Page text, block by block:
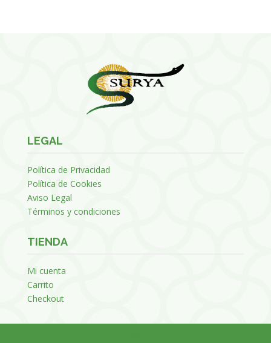
LEGAL
Política de Privacidad
Política de Cookies
Aviso Legal
Términos y condiciones
TIENDA
Mi cuenta
Carrito
Checkout